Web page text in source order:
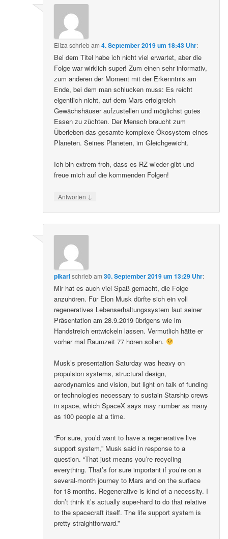
Eliza schriebam4. September 2019 um 18:43 Uhr:
Bei dem Titel habe ich nicht viel erwartet, aber die
Folge war wirklich super! Zum einen sehr informativ,
zum anderen der Moment mit der Erkenntnis am
Ende, bei dem man schlucken muss: Es reicht
eigentlich nicht, auf dem Mars erfolgreich
Gewächshäuser aufzustellen und möglichst gutes
Essen zu züchten. Der Mensch braucht zum
Überleben das gesamte komplexe Ökosystem eines
Planeten. Seines Planeten, im Gleichgewicht.
Ich bin extrem froh, dass es RZ wieder gibt und
freue mich auf die kommenden Folgen!
Antworten ↓
pikarlschriebam30. September 2019 um 13:29 Uhr:
Mir hat es auch viel Spaß gemacht, die Folge
anzuhören. Für Elon Musk dürfte sich ein voll
regeneratives Lebenserhaltungssystem laut seiner
Präsentation am 28.9.2019 übrigens wie im
Handstreich entwickeln lassen. Vermutlich hätte er
vorher mal Raumzeit 77 hören sollen.
Musk’s presentation Saturday was heavy on
propulsion systems, structural design,
aerodynamics and vision, but light on talk of funding
or technologies necessary to sustain Starship crews
in space, which SpaceX says may number as many
as 100 people at a time.
“For sure, you’d want to have a regenerative live
support system,” Musk said in response to a
question. “That just means you’re recycling
everything. That’s for sure important if you’re on a
several-month journey to Mars and on the surface
for 18 months. Regenerative is kind of a necessity. I
don’t think it’s actually super-hard to do that relative
to the spacecraft itself. The life support system is
pretty straightforward.”